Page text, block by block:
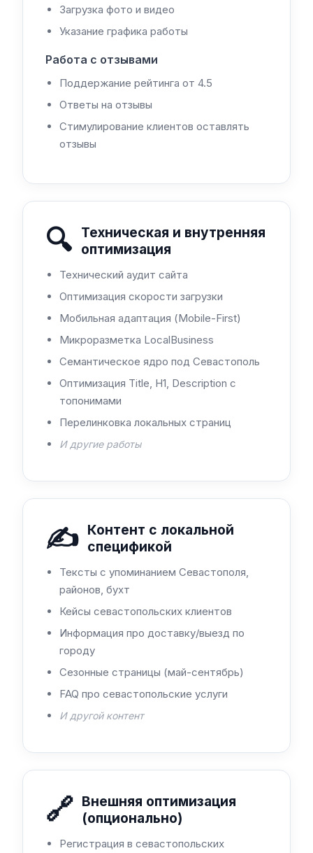
Загрузка фото и видео
Указание графика работы
Работа с отзывами
Поддержание рейтинга от 4.5
Ответы на отзывы
Стимулирование клиентов оставлять
отзывы
🔍 Техническая и внутренняя
оптимизация
Технический аудит сайта
Оптимизация скорости загрузки
Мобильная адаптация (Mobile-First)
Микроразметка LocalBusiness
Семантическое ядро под Севастополь
Оптимизация Title, H1, Description с
топонимами
Перелинковка локальных страниц
И другие работы
✍️ Контент с локальной
спецификой
Тексты с упоминанием Севастополя,
районов, бухт
Кейсы севастопольских клиентов
Информация про доставку/выезд по
городу
Сезонные страницы (май-сентябрь)
FAQ про севастопольские услуги
И другой контент
🔗 Внешняя оптимизация
(опционально)
Регистрация в севастопольских